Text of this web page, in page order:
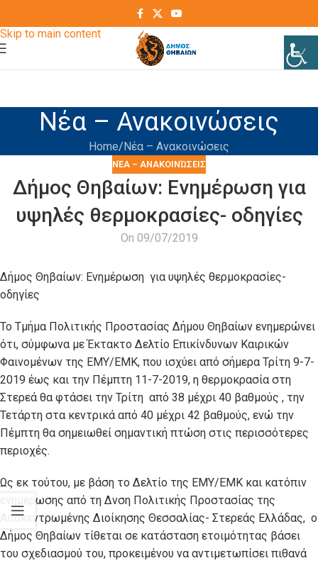
Skip to main content
Νέα – Ανακοινώσεις
Home Νέα – Ανακοινώσεις
ΝΈΑ – ΑΝΑΚΟΙΝΏΣΕΙΣ
Δήμος Θηβαίων: Ενημέρωση για
υψηλές θερμοκρασίες- οδηγίες
On 09/07/2019
Δήμος Θηβαίων: Ενημέρωση για υψηλές θερμοκρασίες-
οδηγίες
Το Τμήμα Πολιτικής Προστασίας Δήμου Θηβαίων ενημερώνει
ότι, σύμφωνα με Έκτακτο Δελτίο Επικίνδυνων Καιρικών
Φαινομένων της ΕΜΥ/ΕΜΚ, που ισχύει από σήμερα Τρίτη 9-7-
2019 έως και την Πέμπτη 11-7-2019, η θερμοκρασία στη
Στερεά θα φτάσει την Τρίτη από 38 μέχρι 40 βαθμούς , την
Τετάρτη στα κεντρικά από 40 μέχρι 42 βαθμούς, ενώ την
Πέμπτη θα σημειωθεί σημαντική πτώση στις περισσότερες
περιοχές.
Ως εκ τούτου, με βάση το Δελτίο της ΕΜΥ/ΕΜΚ και κατόπιν
ενημέρωσης από τη Δνση Πολιτικής Προστασίας της
Αποκεντρωμένης Διοίκησης Θεσσαλίας- Στερεάς Ελλάδας, ο
Δήμος Θηβαίων τίθεται σε κατάσταση ετοιμότητας βάσει
του σχεδιασμού του, προκειμένου να αντιμετωπίσει πιθανά